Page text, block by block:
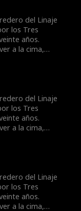
resuelve la crisis
al gran maestro
una figura
del Linaje
los Tres
años.
a la cima,
a su exnovia
resuelve la crisis
al gran maestro
una figura
del Linaje
los Tres
años.
a la cima,
a su exnovia
resuelve la crisis
al gran maestro
una figura
del Linaje
los Tres
años.
a la cima,